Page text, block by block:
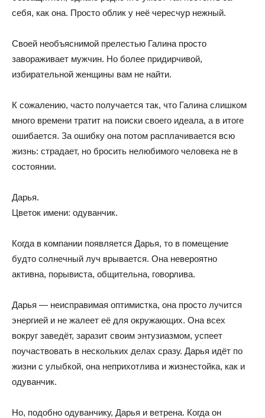
себя, как она. Просто облик у неё чересчур нежный.
Своей необъяснимой прелестью Галина просто
завораживает мужчин. Но более придирчивой,
избирательной женщины вам не найти.
К сожалению, часто получается так, что Галина слишком
много времени тратит на поиски своего идеала, а в итоге
ошибается. За ошибку она потом расплачивается всю
жизнь: страдает, но бросить нелюбимого человека не в
состоянии.
Дарья.
Цветок имени: одуванчик.
Когда в компании появляется Дарья, то в помещение
будто солнечный луч врывается. Она невероятно
активна, порывиста, общительна, говорлива.
Дарья — неисправимая оптимистка, она просто лучится
энергией и не жалеет её для окружающих. Она всех
вокруг заведёт, заразит своим энтузиазмом, успеет
поучаствовать в нескольких делах сразу. Дарья идёт по
жизни с улыбкой, она неприхотлива и жизнестойка, как и
одуванчик.
Но, подобно одуванчику, Дарья и ветрена. Когда он